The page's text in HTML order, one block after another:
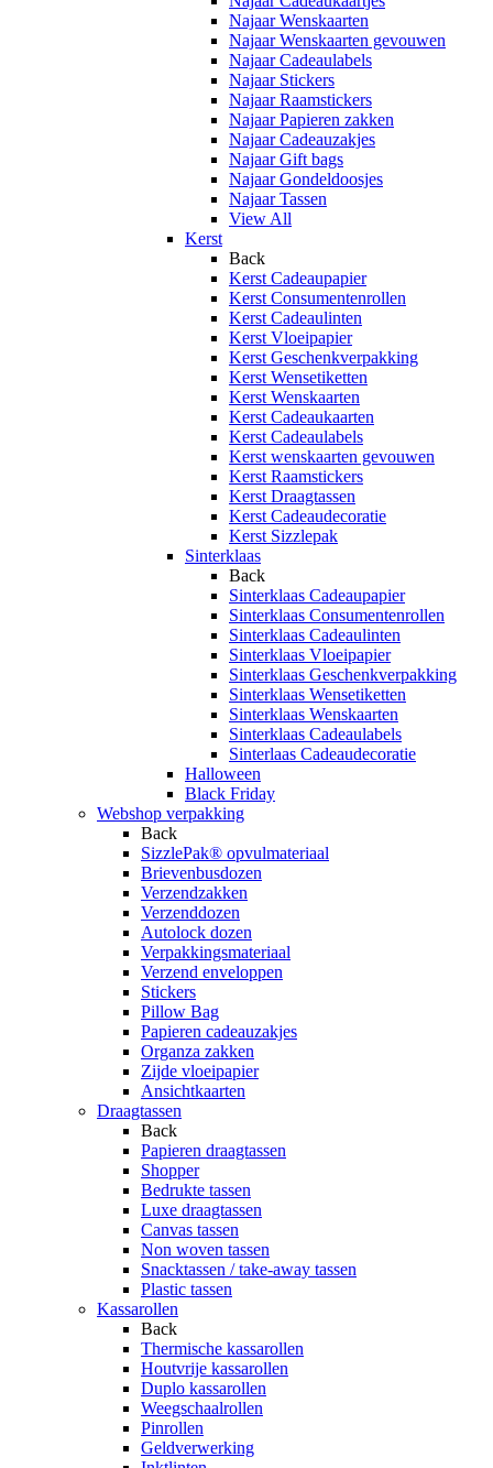
Najaar Wenskaarten
Najaar Wenskaarten gevouwen
Najaar Cadeaulabels
Najaar Stickers
Najaar Raamstickers
Najaar Papieren zakken
Najaar Cadeauzakjes
Najaar Gift bags
Najaar Gondeldoosjes
Najaar Tassen
View All
Kerst
Back
Kerst Cadeaupapier
Kerst Consumentenrollen
Kerst Cadeaulinten
Kerst Vloeipapier
Kerst Geschenkverpakking
Kerst Wensetiketten
Kerst Wenskaarten
Kerst Cadeaukaarten
Kerst Cadeaulabels
Kerst wenskaarten gevouwen
Kerst Raamstickers
Kerst Draagtassen
Kerst Cadeaudecoratie
Kerst Sizzlepak
Sinterklaas
Back
Sinterklaas Cadeaupapier
Sinterklaas Consumentenrollen
Sinterklaas Cadeaulinten
Sinterklaas Vloeipapier
Sinterklaas Geschenkverpakking
Sinterklaas Wensetiketten
Sinterklaas Wenskaarten
Sinterklaas Cadeaulabels
Sinterlaas Cadeaudecoratie
Halloween
Black Friday
Webshop verpakking
Back
SizzlePak® opvulmateriaal
Brievenbusdozen
Verzendzakken
Verzenddozen
Autolock dozen
Verpakkingsmateriaal
Verzend enveloppen
Stickers
Pillow Bag
Papieren cadeauzakjes
Organza zakken
Zijde vloeipapier
Ansichtkaarten
Draagtassen
Back
Papieren draagtassen
Shopper
Bedrukte tassen
Luxe draagtassen
Canvas tassen
Non woven tassen
Snacktassen / take-away tassen
Plastic tassen
Kassarollen
Back
Thermische kassarollen
Houtvrije kassarollen
Duplo kassarollen
Weegschaalrollen
Pinrollen
Geldverwerking